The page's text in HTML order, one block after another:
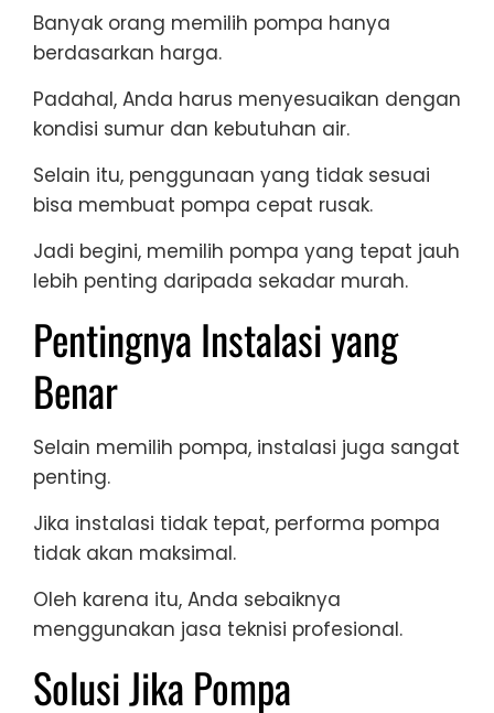
Banyak orang memilih pompa hanya
berdasarkan harga.
Padahal, Anda harus menyesuaikan dengan
kondisi sumur dan kebutuhan air.
Selain itu, penggunaan yang tidak sesuai
bisa membuat pompa cepat rusak.
Jadi begini, memilih pompa yang tepat jauh
lebih penting daripada sekadar murah.
Pentingnya Instalasi yang
Benar
Selain memilih pompa, instalasi juga sangat
penting.
Jika instalasi tidak tepat, performa pompa
tidak akan maksimal.
Oleh karena itu, Anda sebaiknya
menggunakan jasa teknisi profesional.
Solusi Jika Pompa